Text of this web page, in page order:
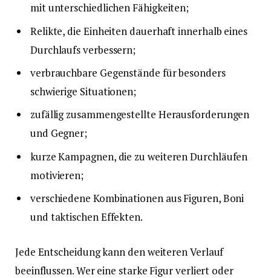
mit unterschiedlichen Fähigkeiten;
Relikte, die Einheiten dauerhaft innerhalb eines
Durchlaufs verbessern;
verbrauchbare Gegenstände für besonders
schwierige Situationen;
zufällig zusammengestellte Herausforderungen
und Gegner;
kurze Kampagnen, die zu weiteren Durchläufen
motivieren;
verschiedene Kombinationen aus Figuren, Boni
und taktischen Effekten.
Jede Entscheidung kann den weiteren Verlauf
beeinflussen. Wer eine starke Figur verliert oder